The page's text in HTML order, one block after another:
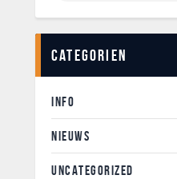
Categorien
INFO
NIEUWS
UNCATEGORIZED